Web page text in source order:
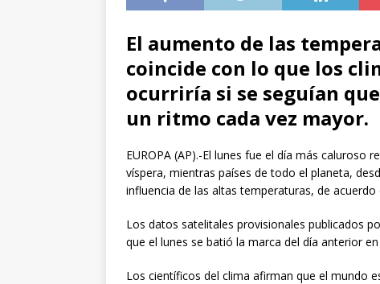
El aumento de las
coincide con lo que los
ocurriría si se seguían
un ritmo cada vez mayor.
EUROPA (AP).-El lunes fue el día más caluroso
víspera, mientras países de todo el planeta,
influencia de las altas temperaturas, de
Los datos satelitales provisionales publicados
que el lunes se batió la marca del día anterior
Los científicos del clima afirman que el mundo